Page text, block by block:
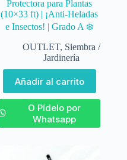
Protectora para Plantas
(10×33 ft) | ¡Anti-Heladas
e Insectos! | Grado A ❄️
OUTLET, Siembra /
Jardinería
Añadir al carrito
O Pídelo por
Whatsapp